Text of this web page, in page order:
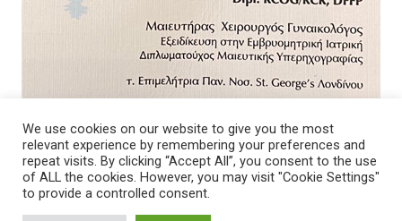
We use cookies on our website to give you the most
relevant experience by remembering your preferences and
repeat visits. By clicking “Accept All”, you consent to the use
of ALL the cookies. However, you may visit "Cookie Settings"
to provide a controlled consent.